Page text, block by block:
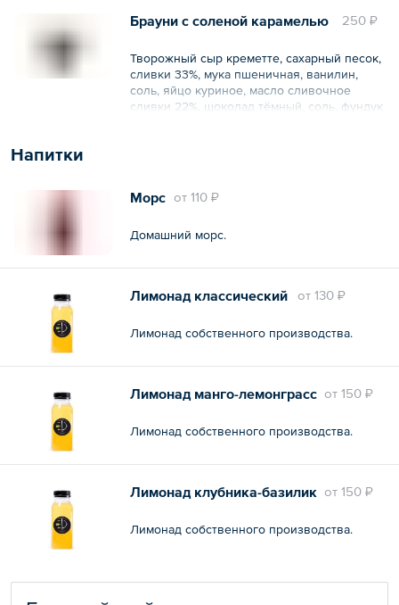
250 ₽
Брауни с соленой карамелью
Творожный сыр креметте, сахарный песок,
сливки 33%, мука пшеничная, ванилин,
соль, яйцо куриное, масло сливочное
сливки 22%, шоколад тёмный, соль, фундук
Напитки
oт 110 ₽
Морс
Домашний морс.
oт 130 ₽
Лимонад классический
Лимонад собственного производства.
oт 150 ₽
Лимонад манго-лемонграсс
Лимонад собственного производства.
oт 150 ₽
Лимонад клубника-базилик
Лимонад собственного производства.